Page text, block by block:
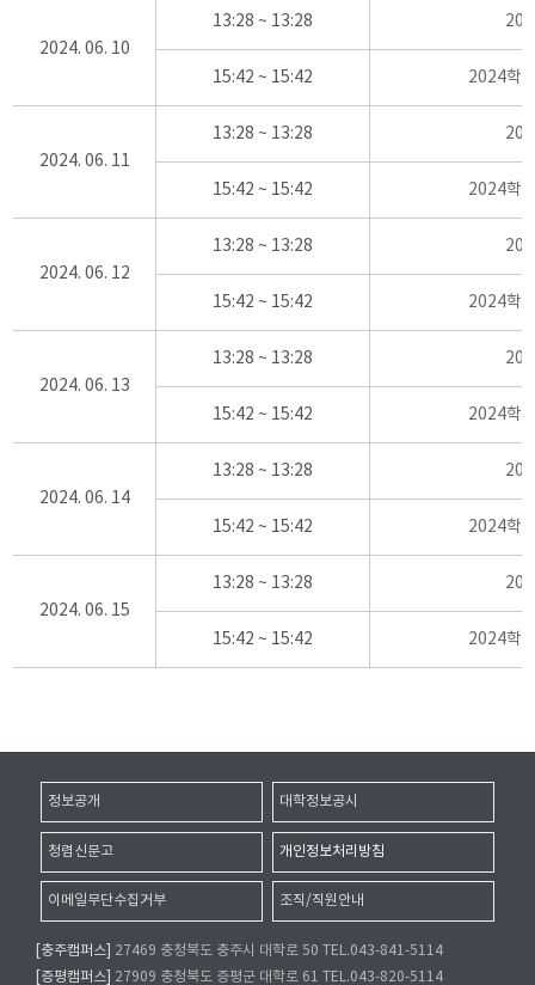
2024. 06. 10
13:28 ~ 13:28
15:42 ~ 15:42 2024학
2024. 06. 11
13:28 ~ 13:28
15:42 ~ 15:42 2024학
2024. 06. 12
13:28 ~ 13:28
15:42 ~ 15:42 2024학
2024. 06. 13
13:28 ~ 13:28
15:42 ~ 15:42 2024학
2024. 06. 14
13:28 ~ 13:28
15:42 ~ 15:42 2024학
2024. 06. 15
13:28 ~ 13:28
15:42 ~ 15:42 2024학
정보공개 대학정보공시
청렴신문고 개인정보처리방침
이메일무단수집거부 조직/직원안내
[충주캠퍼스]
27469 충청북도 충주시 대학로 50 TEL.043-841-5114
[증평캠퍼스]
27909 충청북도 증평군 대학로 61 TEL.043-820-5114